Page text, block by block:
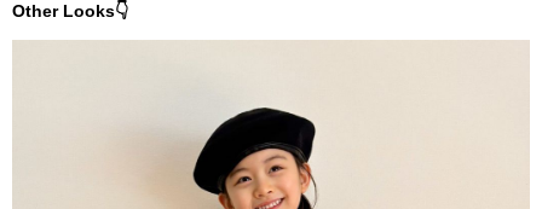
Other Looks👇